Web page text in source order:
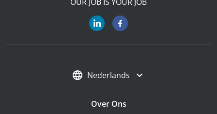
Nederlands
Over Ons